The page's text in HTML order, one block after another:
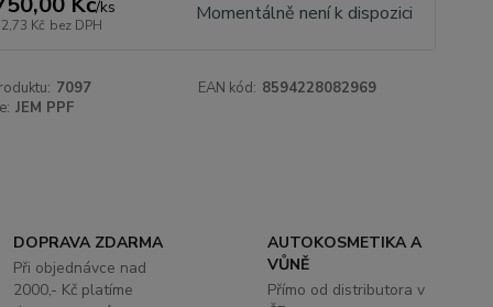
/ks
Kč bez DPH Momentálně není k dispozici
7097 EAN kód: 8594228082969
JEM PPF
DOPRAVA ZDARMA
Při objednávce nad
2000,- Kč platíme
AUTOKOSMETIKA A
VŮNĚ
Přímo od distributora v